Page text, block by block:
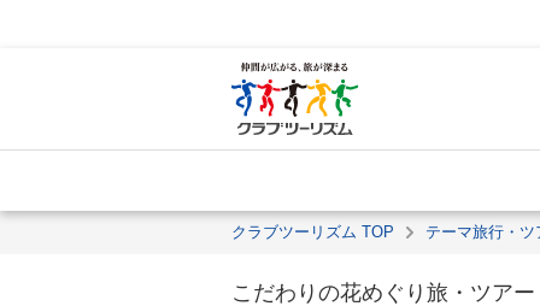
クラブツーリズム TOP テーマ旅行・ツ
こだわりの花めぐり旅・ツアー